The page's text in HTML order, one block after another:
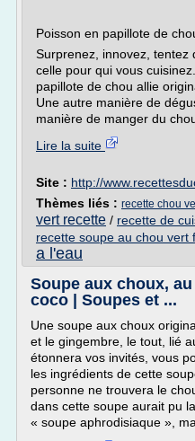
Poisson en papillote de
Surprenez, innovez, tentez
celle pour qui vous
papillote de chou allie
Une autre manière de
manière de manger du
Lire la suite
Site : http://
Thèmes liés : recette chou
vert recette / recette de
recette soupe au chou vert
a l'eau
Soupe aux choux,
coco | Soupes et ...
Une soupe aux choux
et le gingembre, le tout, lié
étonnera vos invités, vous
les ingrédients de cette
personne ne trouvera le
dans cette soupe aurait pu
« soupe aphrodisiaque »,